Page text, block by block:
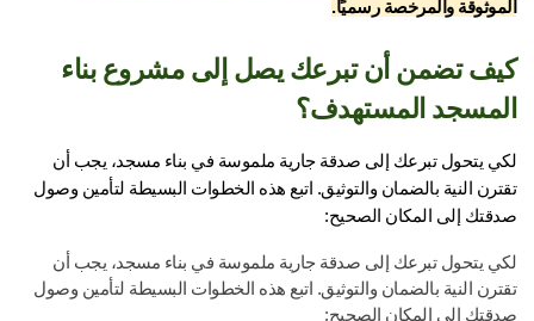
والمرخصة رسميًا.
كيف تضمن أن تبرعك يصل إلى مشروع بناء
المستهدف؟
لكي يتحول تبرعك إلى صدقة جارية ملموسة في بناء مسجد، يجب أن
تقترن النية بالضمان والتوثيق. اتبع هذه الخطوات البسيطة لتأمين وصول
إلى المكان الصحيح:
لكي يتحول تبرعك إلى صدقة جارية ملموسة في بناء مسجد، يجب أن
تقترن النية بالضمان والتوثيق. اتبع هذه الخطوات البسيطة لتأمين وصول
إلى المكان الصحيح: